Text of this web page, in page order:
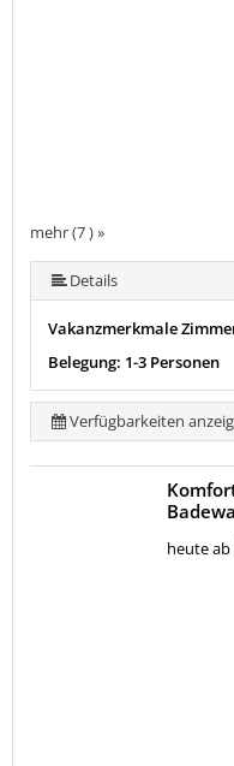
mehr (7 ) »
mehr (7 ) »
mehr (7 ) »
mehr (7 ) »
Details
Vakanzmerkmale
Belegung: 1-3 Personen
Verfügbarkeiten
heute ab